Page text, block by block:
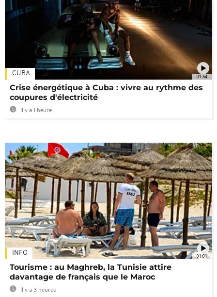
01:54
CUBA
Crise énergétique à Cuba : vivre au rythme des
coupures d'électricité
Il y a 1 heure
01:01
INFO
Tourisme : au Maghreb, la Tunisie attire
davantage de français que le Maroc
Il y a 3 heures